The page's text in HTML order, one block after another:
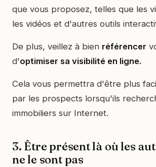
que vous proposez, telles que les
les vidéos et d'autres outils
De plus, veillez à bien référencer
d'optimiser sa visibilité en ligne.
Cela vous permettra d'être plus
par les prospects lorsqu'ils
immobiliers sur Internet.
3. Être présent là où les
ne le sont pas